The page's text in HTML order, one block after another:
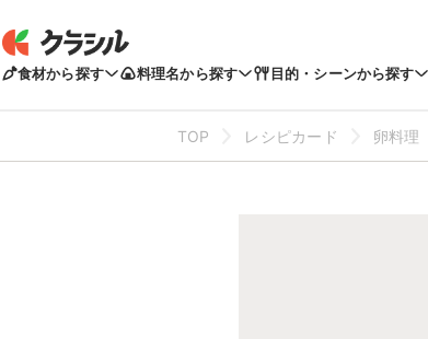
食材から探す 料理名から探す 目的・シーンから探す
TOP レシピカード 卵料理